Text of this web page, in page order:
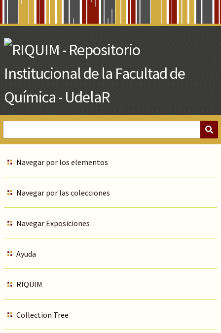
Main
Content
Navegar por los elementos
Navegar por las colecciones
Navegar Exposiciones
Ayuda
RIQUIM
Collection Tree